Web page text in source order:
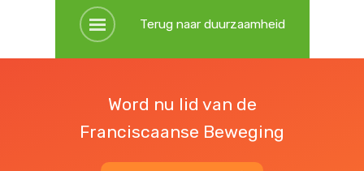
Terug naar duurzaamheid
Word nu lid van de
Franciscaanse Beweging